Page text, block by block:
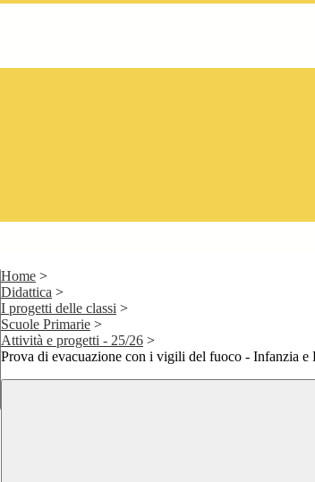
Home >
Didattica >
I progetti delle classi >
Scuole Primarie >
Attività e progetti - 25/26 >
Prova di evacuazione con i vigili del fuoco - Infanzia e